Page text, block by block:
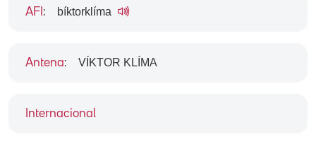
Internacional
AFI : bíktorklíma
Antena: VÍKTOR KLÍMA